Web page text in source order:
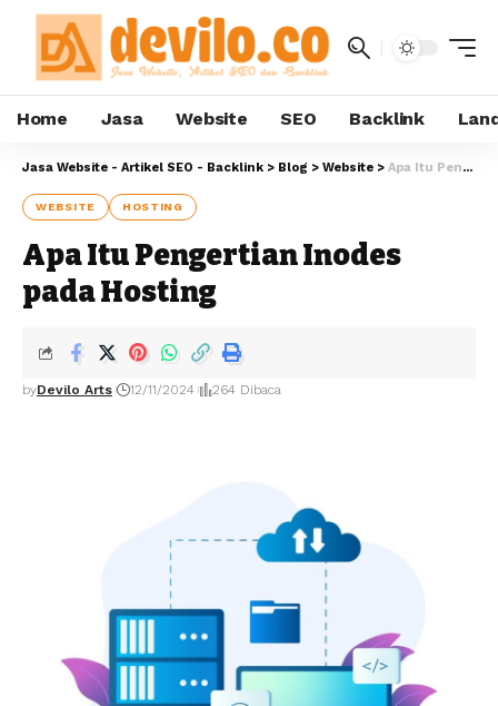
Home Jasa Website SEO Backlink
Jasa Website - Artikel SEO - Backlink > Blog > Website > Apa Itu Pengertian Inodes pada Hosting
WEBSITE HOSTING
Apa Itu Pengertian Inodes
pada Hosting
byDevilo Arts 12/11/2024 264 Dibaca